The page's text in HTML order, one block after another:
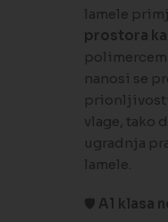
lamele
prostora
nanosi se
vlage, tako
ugradnja
lamele.
🛡️ A1 klasa